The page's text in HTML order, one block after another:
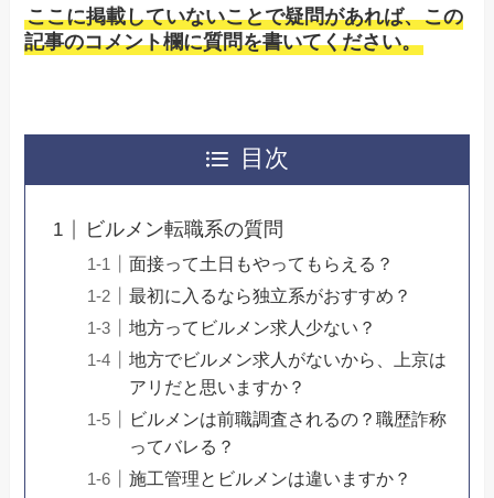
ここに掲載していないことで疑問があれば、この
記事のコメント欄に質問を書いてください。
目次
ビルメン転職系の質問
面接って土日もやってもらえる？
最初に入るなら独立系がおすすめ？
地方ってビルメン求人少ない？
地方でビルメン求人がないから、上京は
アリだと思いますか？
ビルメンは前職調査されるの？職歴詐称
ってバレる？
施工管理とビルメンは違いますか？